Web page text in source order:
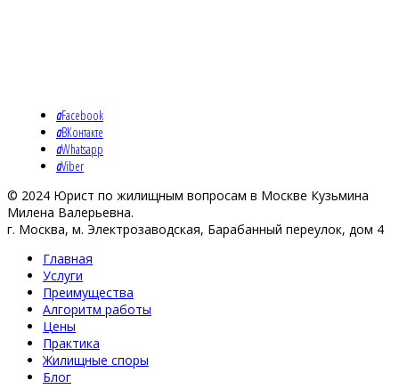
aFacebook
aВКонтакте
aWhatsapp
aViber
© 2024 Юрист по жилищным вопросам в Москве Кузьмина
Милена Валерьевна.
г. Москва, м. Электрозаводская, Барабанный переулок, дом 4
Главная
Услуги
Преимущества
Алгоритм работы
Цены
Практика
Жилищные споры
Блог